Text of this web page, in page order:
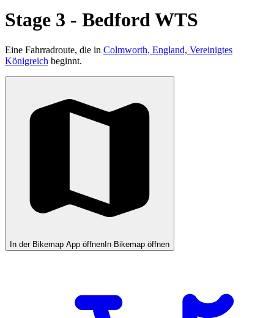
Stage 3 - Bedford WTS
Eine Fahrradroute, die in Colmworth, England, Vereinigtes
Königreich beginnt.
In der Bikemap App öffnen In Bikemap öffnen